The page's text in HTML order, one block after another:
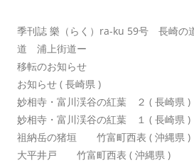
季刊誌 樂（らく）ra-ku 59号 長崎の
道 浦上街道ー
移転のお知らせ
お知らせ ( 長崎県 )
妙相寺・富川渓谷の紅葉 ２ ( 長崎県 )
妙相寺・富川渓谷の紅葉 １ ( 長崎県 )
祖納岳の猪垣 竹富町西表 ( 沖縄県 )
大平井戸 竹富町西表 ( 沖縄県 )